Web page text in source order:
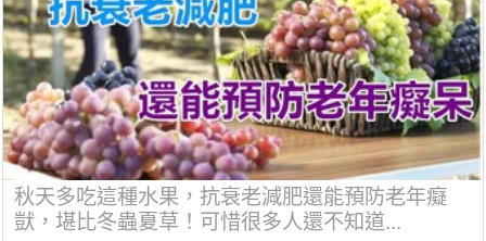
秋天多吃這種水果，抗衰老減肥還能預防老年癡
獃，堪比冬蟲夏草！可惜很多人還不知道...